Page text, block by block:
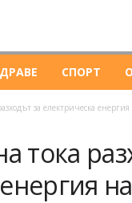
СПОРТ
за електрическа
тока